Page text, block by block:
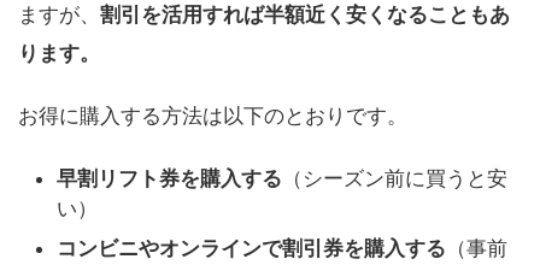
ますが、 割引を活用すれば半額近く安くなることもあ
ります。
お得に購入する方法は以下のとおりです。
早割リフト券を購入する （シーズン前に買うと安
い）
コンビニやオンラインで割引券を購入する （事前